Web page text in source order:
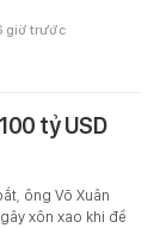
giờ trước
tỷ USD
ông Võ Xuân
xôn xao khi đề